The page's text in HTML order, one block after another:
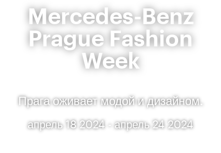
Mercedes-Benz
Prague Fashion
Week
Прага оживает модой и дизайном.
апрель 18 2024 - апрель 24 2024